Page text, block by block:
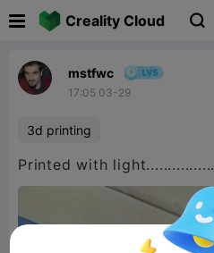
Creality Cloud 
mstfwc
17:05 03-29
3d printing
Printed with